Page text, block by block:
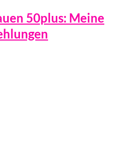
50plus: Meine